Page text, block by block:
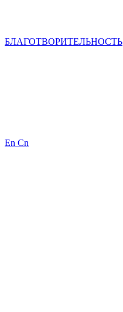
БЛАГОТВОРИТЕЛЬНОСТЬ
En Cn